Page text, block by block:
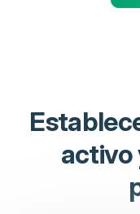
activo